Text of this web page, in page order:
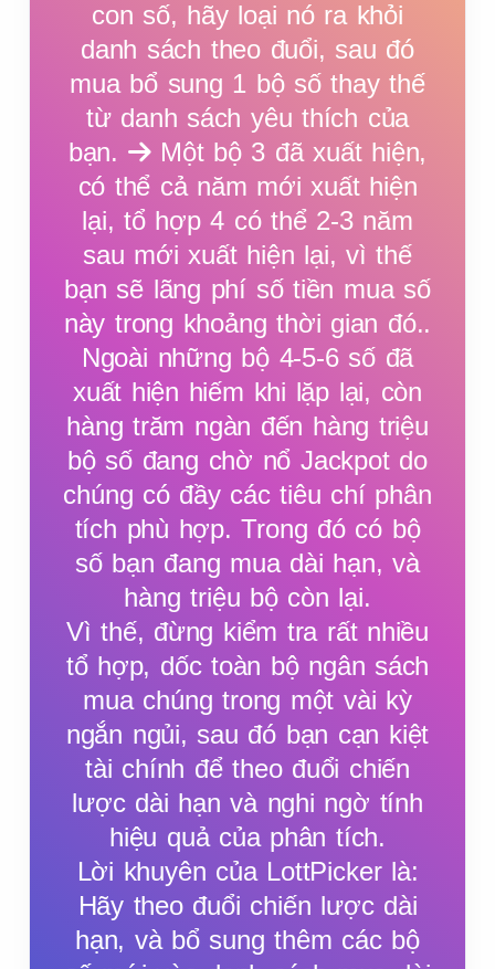
8
9
0
0
8
9
0
0
8
9
0
0
8
9
0
0
8
9
0
0
con số, hãy loại nó ra khỏi
danh sách theo đuổi, sau đó
mua bổ sung 1 bộ số thay thế
từ danh sách yêu thích của
bạn.
Một bộ 3 đã xuất hiện,
có thể cả năm mới xuất hiện
lại, tổ hợp 4 có thể 2-3 năm
sau mới xuất hiện lại, vì thế
bạn sẽ lãng phí số tiền mua số
này trong khoảng thời gian đó..
Ngoài những bộ 4-5-6 số đã
xuất hiện hiếm khi lặp lại, còn
hàng trăm ngàn đến hàng triệu
bộ số đang chờ nổ Jackpot do
chúng có đầy các tiêu chí phân
tích phù hợp. Trong đó có bộ
số bạn đang mua dài hạn, và
hàng triệu bộ còn lại.
Vì thế, đừng kiểm tra rất nhiều
tổ hợp, dốc toàn bộ ngân sách
mua chúng trong một vài kỳ
ngắn ngủi, sau đó bạn cạn kiệt
tài chính để theo đuổi chiến
lược dài hạn và nghi ngờ tính
hiệu quả của phân tích.
Lời khuyên của LottPicker là:
Hãy theo đuổi chiến lược dài
hạn, và bổ sung thêm các bộ